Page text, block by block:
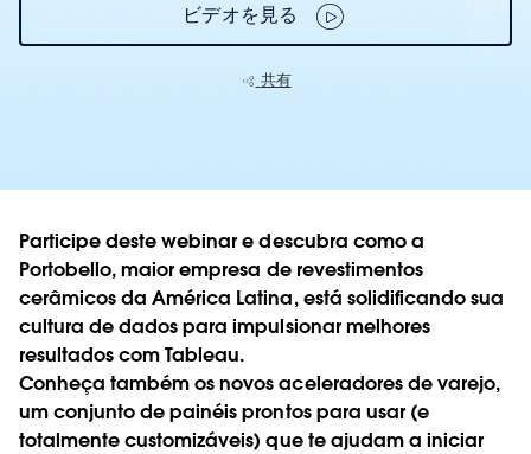
ビデオを見る
共有
Participe deste webinar e descubra como a
Portobello, maior empresa de revestimentos
cerâmicos da América Latina, está solidificando sua
cultura de dados para impulsionar melhores
resultados com Tableau.
Conheça também os novosaceleradores de varejo,
um conjunto de painéis prontos para usar (e
totalmente customizáveis) que te ajudam a iniciar